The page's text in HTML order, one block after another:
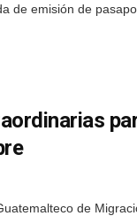
de emisión de
de